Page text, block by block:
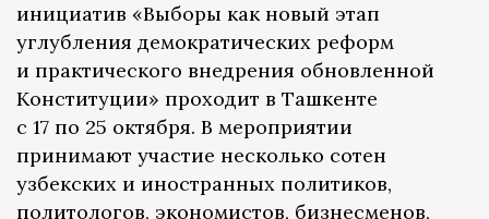
инициатив «Выборы как новый этап
углубления демократических реформ
и практического внедрения обновленной
Конституции» проходит в Ташкенте
с 17 по 25 октября. В мероприятии
принимают участие несколько сотен
узбекских и иностранных политиков,
политологов, экономистов, бизнесменов,